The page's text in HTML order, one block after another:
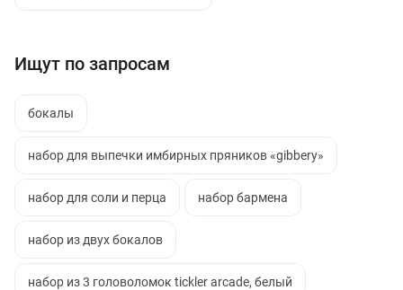
Ищут по запросам
бокалы
набор для выпечки имбирных пряников «gibbery»
набор для соли и перца набор бармена
набор из двух бокалов
набор из 3 головоломок tickler arcade, белый